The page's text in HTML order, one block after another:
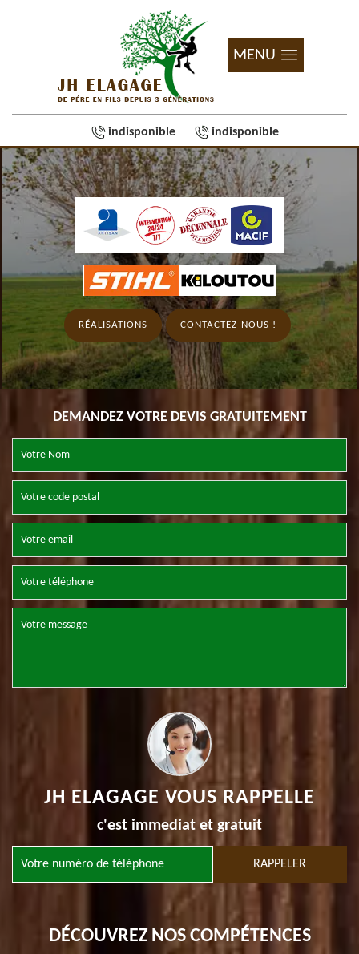
MENU
indisponible indisponible
RÉALISATIONS CONTACTEZ-NOUS !
DEMANDEZ VOTRE DEVIS GRATUITEMENT
JH ELAGAGE VOUS RAPPELLE
c'est immediat et gratuit
DÉCOUVREZ NOS COMPÉTENCES